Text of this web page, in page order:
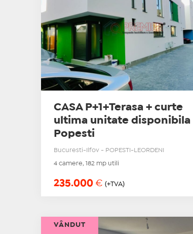
CASA P+1+Terasa + curte
ultima unitate disponibila
Popesti
Bucuresti-Ilfov - POPESTI-LEORDENI
4 camere, 182 mp utili
235.000 € (+TVA)
VÂNDUT